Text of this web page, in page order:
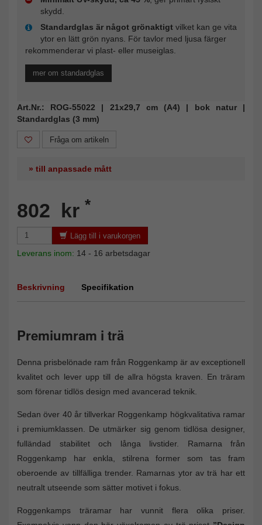
skydd.
Standardglas är något grönaktigt vilket kan ge vita
ytor en lätt grön nyans. För tavlor med ljusa färger
rekommenderar vi plast- eller museiglas.
mer om standardglas
Art.Nr.: ROG-55022 | 21x29,7 cm (A4) | bok natur |
Standardglas (3 mm)
Fråga om artikeln
» till anpassade mått
802 kr *
Lägg till i varukorgen
Leverans inom: 14 - 16 arbetsdagar
Beskrivning Specifikation
Premiumram i trä
Denna prisbelönade ram från Roggenkamp är av exceptionell
kvalitet och lever upp till de allra högsta kraven. En träram
som förenar tidlös design med avancerad teknik.
Sedan över 40 år tillverkar Roggenkamp högkvalitativa ramar
i premiumklassen. De utmärker sig genom tidlösa designer,
fulländad stabilitet och långa livstider. Ramarna från
Roggenkamp har enkla, stilrena former som tas fram
oberoende av tillfälliga trender. Ramarnas ytor av trä har ett
neutralt utseende som sätter motivet i fokus.
Roggenkamps träramar har vunnit flera olika priser.